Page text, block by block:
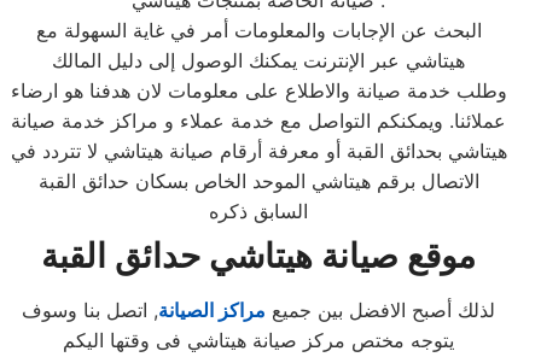
البحث عن الإجابات والمعلومات أمر في غاية السهولة مع
هيتاشي عبر الإنترنت يمكنك الوصول إلى دليل المالك
وطلب خدمة صيانة والاطلاع على معلومات لان هدفنا هو ارضاء
عملائنا. ويمكنكم التواصل مع خدمة عملاء و مراكز خدمة صيانة
هيتاشي بحدائق القبة أو معرفة أرقام صيانة هيتاشي لا تتردد في
الاتصال برقم هيتاشي الموحد الخاص بسكان حدائق القبة
السابق ذكره
موقع صيانة هيتاشي حدائق القبة
لذلك أصبح الافضل بين جميع مراكز الصيانة, اتصل بنا وسوف
يتوجه مختص مركز صيانة هيتاشي فى وقتها اليكم